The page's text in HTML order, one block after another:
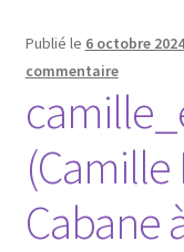
Publié le 6 octobre 2024
commentaire
(Camille
Cabane